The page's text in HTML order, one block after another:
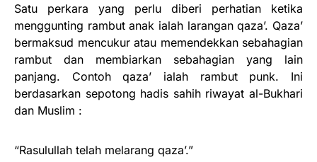
Satu perkara yang perlu diberi perhatian ketika
menggunting rambut anak ialah larangan qaza’. Qaza’
bermaksud mencukur atau memendekkan sebahagian
rambut dan membiarkan sebahagian yang lain
panjang. Contoh qaza’ ialah rambut punk. Ini
berdasarkan sepotong hadis sahih riwayat al-Bukhari
dan Muslim :
“Rasulullah telah melarang qaza’.”